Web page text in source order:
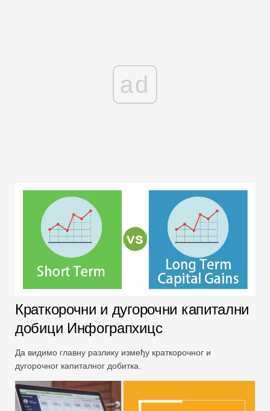
ad
Краткорочни и дугорочни капитални
добици Инфограпхицс
Да видимо главну разлику између краткорочног и
дугорочног капиталног добитка.